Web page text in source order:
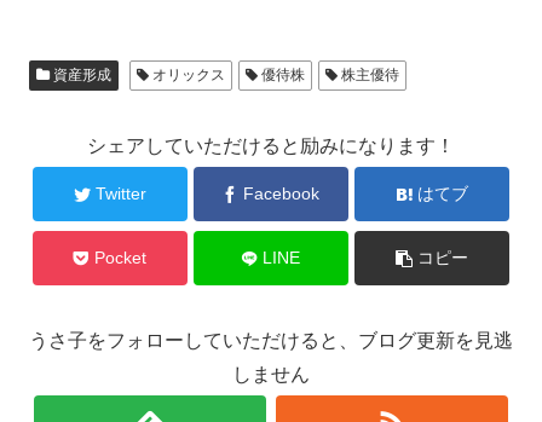
資産形成 オリックス 優待株 株主優待
シェアしていただけると励みになります！
Twitter Facebook はてブ
Pocket LINE コピー
うさ子をフォローしていただけると、ブログ更新を見逃
しません